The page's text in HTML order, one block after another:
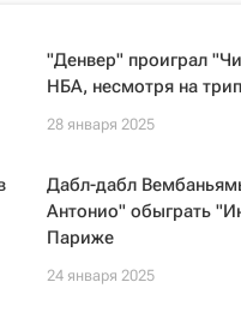
"Денвер" проиграл
НБА, несмотря на
28 января 2025
Дабл-дабл
Антонио" обыграть
Париже
24 января 2025